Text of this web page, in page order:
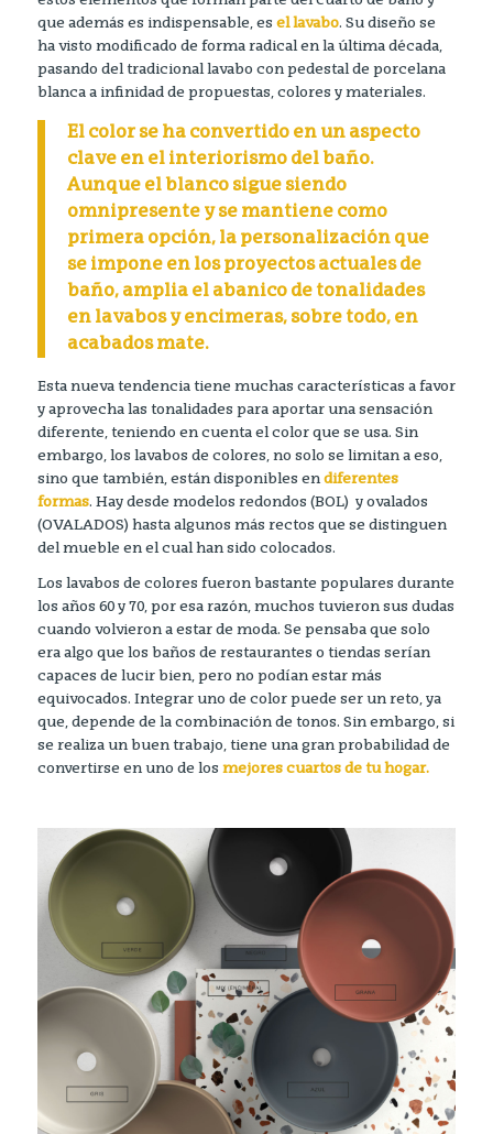
que además es indispensable, es el lavabo. Su diseño se
ha visto modificado de forma radical en la última década,
pasando del tradicional lavabo con pedestal de porcelana
blanca a infinidad de propuestas, colores y materiales.
El color se ha convertido en un aspecto
clave en el interiorismo del baño.
Aunque el blanco sigue siendo
omnipresente y se mantiene como
primera opción, la personalización que
se impone en los proyectos actuales de
baño, amplia el abanico de tonalidades
en lavabos y encimeras, sobre todo, en
acabados mate.
Esta nueva tendencia tiene muchas características a favor
y aprovecha las tonalidades para aportar una sensación
diferente, teniendo en cuenta el color que se usa. Sin
embargo, los lavabos de colores, no solo se limitan a eso,
sino que también, están disponibles en diferentes
formas. Hay desde modelos redondos (BOL) y ovalados
(OVALADOS) hasta algunos más rectos que se distinguen
del mueble en el cual han sido colocados.
Los lavabos de colores fueron bastante populares durante
los años 60 y 70, por esa razón, muchos tuvieron sus dudas
cuando volvieron a estar de moda. Se pensaba que solo
era algo que los baños de restaurantes o tiendas serían
capaces de lucir bien, pero no podían estar más
equivocados. Integrar uno de color puede ser un reto, ya
que, depende de la combinación de tonos. Sin embargo, si
se realiza un buen trabajo, tiene una gran probabilidad de
convertirse en uno de los mejores cuartos de tu hogar.